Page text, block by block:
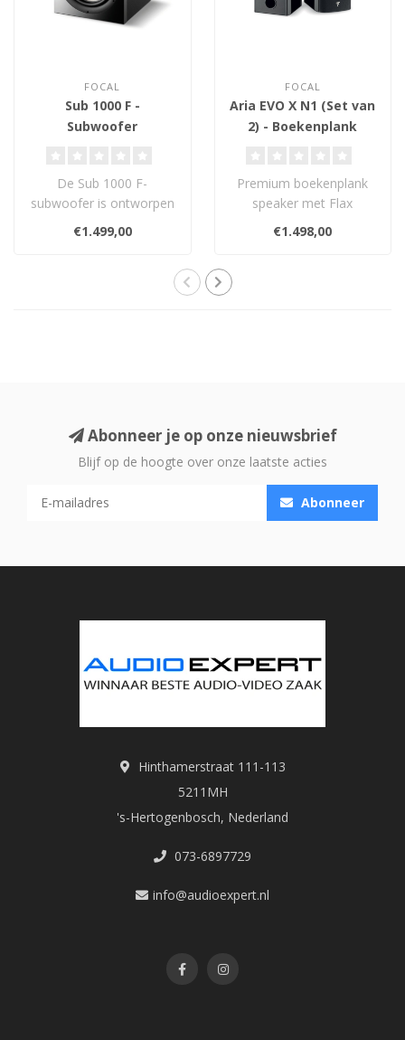
FOCAL
Sub 1000 F -
Subwoofer
De Sub 1000 F-
subwoofer is ontworpen
voor
thuisbioscoopgebruik
€1.499,00
FOCAL
Aria EVO X N1 (Set van
2) - Boekenplank
Premium boekenplank
speaker met Flax
membraan, TAM tweeter
en elegant design. Na..
€1.498,00
Abonneer je op onze nieuwsbrief
Blijf op de hoogte over onze laatste acties
Abonneer
Hinthamerstraat 111-113
5211MH
's-Hertogenbosch, Nederland
073-6897729
info@audioexpert.nl